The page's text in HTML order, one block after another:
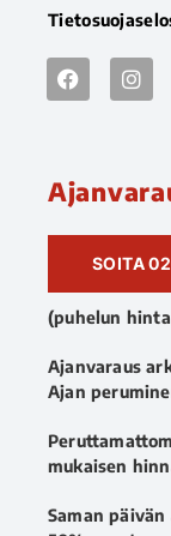
SOITA
(puhelun
Ajanvaraus
Ajan
mukaisen
Saman